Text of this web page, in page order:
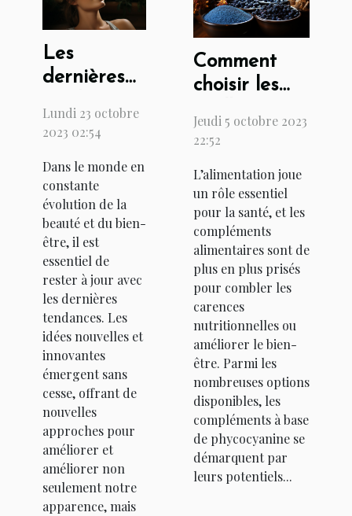
Les
dernières
en matière
et de bien-
être
Lundi 23 octobre
2023 02:54
Dans le monde en
constante
évolution de la
beauté et du bien-
être, il est
essentiel de
rester à jour avec
les dernières
tendances. Les
idées nouvelles et
innovantes
émergent sans
cesse, offrant de
nouvelles
approches pour
améliorer et
améliorer non
seulement notre
apparence, mais
Comment
choisir les
compléments
à base de
phycocyanine
?
Jeudi 5 octobre 2023
22:52
L’alimentation joue
un rôle essentiel
pour la santé, et les
compléments
alimentaires sont de
plus en plus prisés
pour combler les
carences
nutritionnelles ou
améliorer le bien-
être. Parmi les
nombreuses options
disponibles, les
compléments à base
de phycocyanine se
démarquent par
leurs potentiels...